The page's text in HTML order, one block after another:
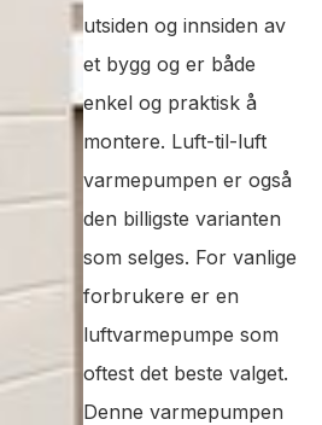
utsiden og innsiden av
et bygg og er både
enkel og praktisk å
montere. Luft-til-luft
varmepumpen er også
den billigste varianten
som selges. For vanlige
forbrukere er en
luftvarmepumpe som
oftest det beste valget.
Denne varmepumpen